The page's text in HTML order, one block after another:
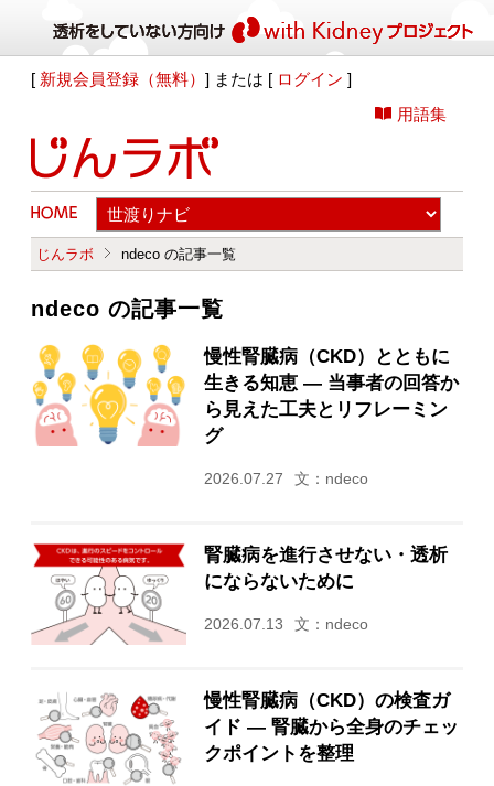
[ 新規会員登録（無料）] または [ ログイン ]
用語集
じんラボ ndeco の記事一覧
ndeco の記事一覧
慢性腎臓病（CKD）とともに
生きる知恵 — 当事者の回答か
ら見えた工夫とリフレーミン
グ
2026.07.27 文：ndeco
腎臓病を進行させない・透析
にならないために
2026.07.13 文：ndeco
慢性腎臓病（CKD）の検査ガ
イド ― 腎臓から全身のチェッ
クポイントを整理